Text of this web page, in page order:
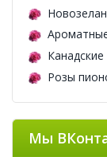
Розы
Мы